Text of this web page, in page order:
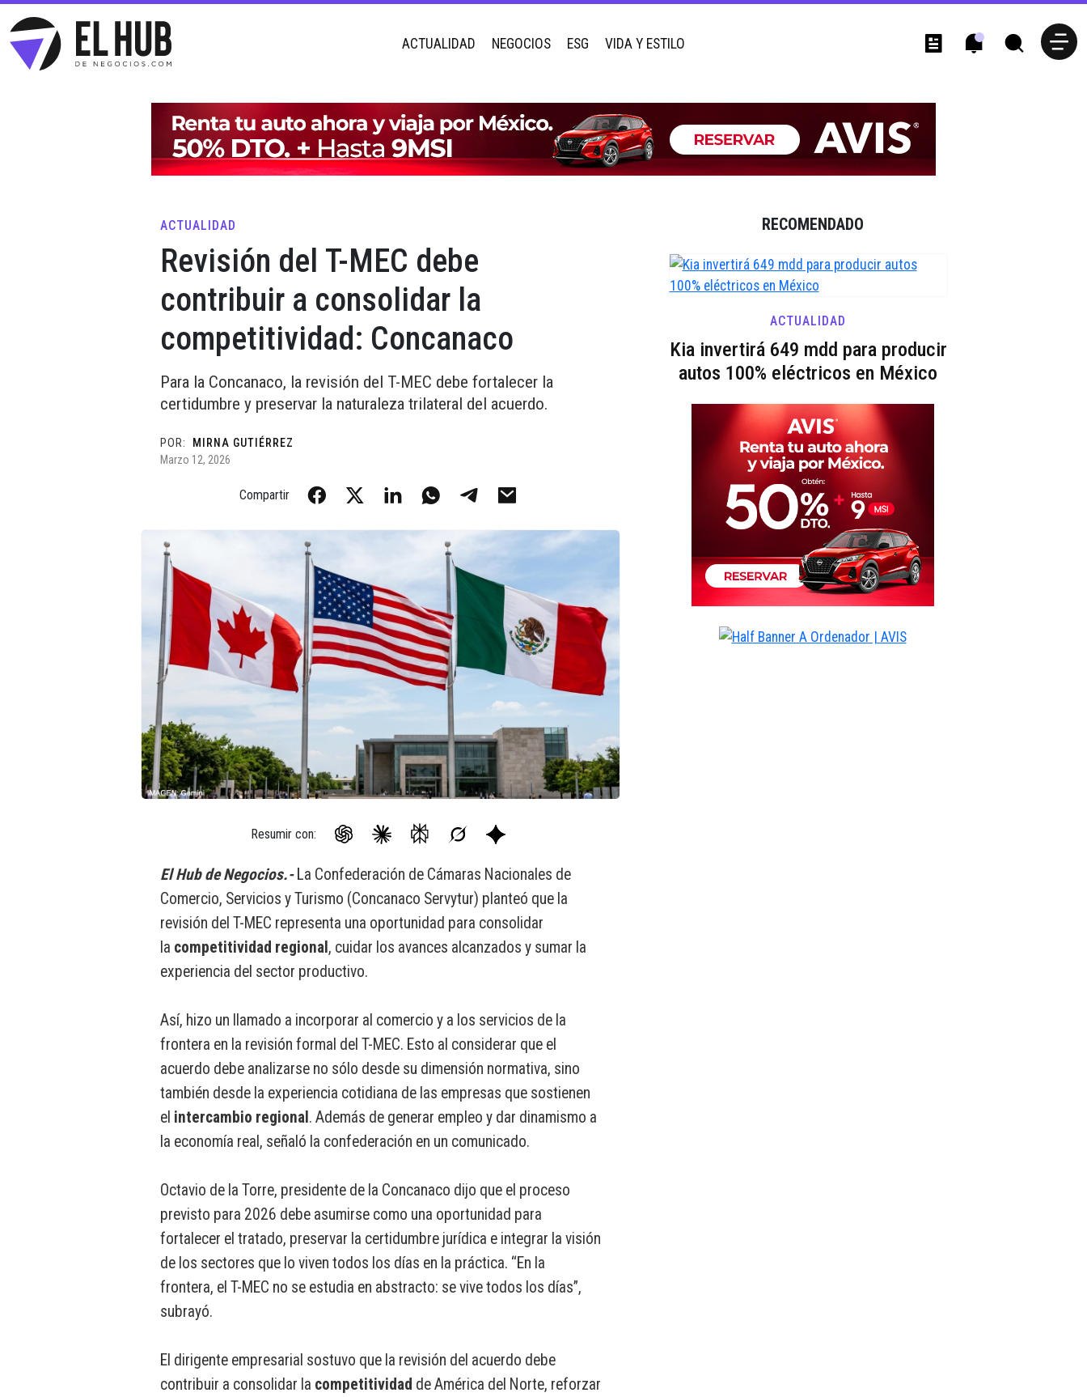
ACTUALIDAD NEGOCIOS ESG VIDA Y ESTILO
ACTUALIDAD
Revisión del T-MEC debe
contribuir a consolidar la
competitividad: Concanaco
Para la Concanaco, la revisión del T-MEC debe fortalecer la
certidumbre y preservar la naturaleza trilateral del acuerdo.
POR:
MIRNA GUTIÉRREZ
Marzo 12, 2026
Compartir
Resumir con:
El Hub de Negocios.- La Confederación de Cámaras Nacionales de
Comercio, Servicios y Turismo (Concanaco Servytur) planteó que la
revisión del T-MEC representa una oportunidad para consolidar
la competitividad regional , cuidar los avances alcanzados y sumar la
experiencia del sector productivo.
Así, hizo un llamado a incorporar al comercio y a los servicios de la
frontera en la revisión formal del T-MEC. Esto al considerar que el
acuerdo debe analizarse no sólo desde su dimensión normativa, sino
también desde la experiencia cotidiana de las empresas que sostienen
el intercambio regional . Además de generar empleo y dar dinamismo a
la economía real, señaló la confederación en un comunicado.
Octavio de la Torre, presidente de la Concanaco dijo que el proceso
previsto para 2026 debe asumirse como una oportunidad para
fortalecer el tratado, preservar la certidumbre jurídica e integrar la visión
de los sectores que lo viven todos los días en la práctica. “En la
frontera, el T-MEC no se estudia en abstracto: se vive todos los días”,
subrayó.
El dirigente empresarial sostuvo que la revisión del acuerdo debe
contribuir a consolidar la competitividad de América del Norte, reforzar
RECOMENDADO
ACTUALIDAD
Kia invertirá 649 mdd para producir
autos 100% eléctricos en México